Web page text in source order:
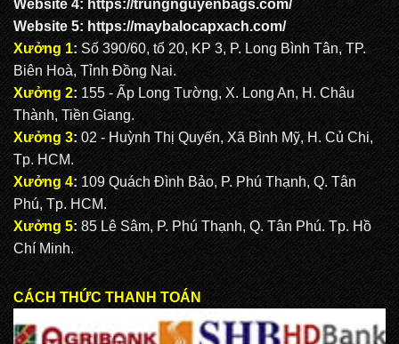
Website 4: https://trungnguyenbags.com/
Website 5: https://maybalocapxach.com/
Xưởng 1: Số 390/60, tổ 20, KP 3, P. Long Bình Tân, TP.
Biên Hoà, Tỉnh Đồng Nai.
Xưởng 2: 155 - Ấp Long Tường, X. Long An, H. Châu
Thành, Tiền Giang.
Xưởng 3: 02 - Huỳnh Thị Quyến, Xã Bình Mỹ, H. Củ Chi,
Tp. HCM.
Xưởng 4: 109 Quách Đình Bảo, P. Phú Thạnh, Q. Tân
Phú, Tp. HCM.
Xưởng 5: 85 Lê Sâm, P. Phú Thạnh, Q. Tân Phú. Tp. Hồ
Chí Minh.
CÁCH THỨC THANH TOÁN